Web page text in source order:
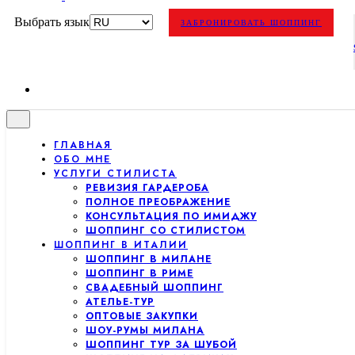
Выбрать язык ЗАБРОНИРОВАТЬ ШОППИНГ
ГЛАВНАЯ
ОБО МНЕ
УСЛУГИ СТИЛИСТА
РЕВИЗИЯ ГАРДЕРОБА
ПОЛНОЕ ПРЕОБРАЖЕНИЕ
КОНСУЛЬТАЦИЯ ПО ИМИДЖУ
ШОППИНГ СО СТИЛИСТОМ
ШОППИНГ В ИТАЛИИ
ШОППИНГ В МИЛАНЕ
ШОППИНГ В РИМЕ
СВАДЕБНЫЙ ШОППИНГ
АТЕЛЬЕ-ТУР
ОПТОВЫЕ ЗАКУПКИ
ШОУ-РУМЫ МИЛАНА
ШОППИНГ ТУР ЗА ШУБОЙ